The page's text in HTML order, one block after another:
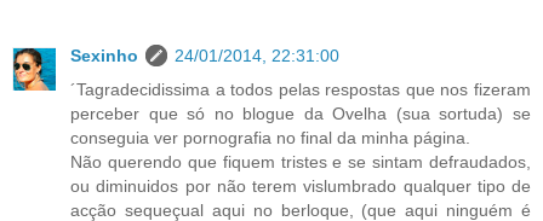
Sexinho
24/01/2014, 22:31:00
´Tagradecidissima a todos pelas respostas que nos fizeram
perceber que só no blogue da Ovelha (sua sortuda) se
conseguia ver pornografia no final da minha página.
Não querendo que fiquem tristes e se sintam defraudados,
ou diminuidos por não terem vislumbrado qualquer tipo de
acção sequeçual aqui no berloque, (que aqui ninguém é